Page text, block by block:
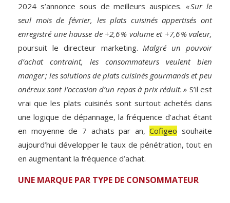
2024 s’annonce sous de meilleurs auspices.« Sur le
seul mois de février, les plats cuisinés appertisés ont
enregistré une hausse de +2,6 % volume et +7,6 % valeur,
poursuit le directeur marketing. Malgré un pouvoir
d’achat contraint, les consommateurs veulent bien
manger ; les solutions de plats cuisinés gourmands et peu
onéreux sont l’occasion d’un repas à prix réduit. » S’il est
vrai que les plats cuisinés sont surtout achetés dans
une logique de dépannage, la fréquence d’achat étant
en moyenne de 7 achats par an,Cofigeo souhaite
aujourd’hui développer le taux de pénétration, tout en
en augmentant la fréquence d’achat.
UNE MARQUE PAR TYPE DE CONSOMMATEUR